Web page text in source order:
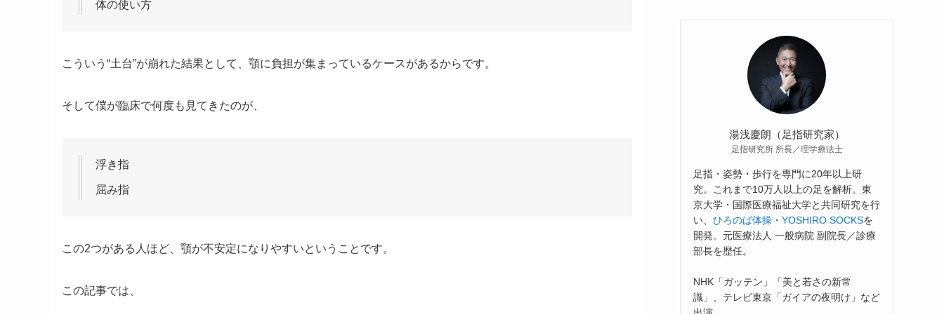
体の使い方
こういう“土台”が崩れた結果として、顎に負担が集まっているケースがあるからです。
そして僕が臨床で何度も見てきたのが、
浮き指
屈み指
この2つがある人ほど、顎が不安定になりやすいということです。
この記事では、
湯浅慶朗（足指研究家）
足指研究所 所長／理学療法士
足指・姿勢・歩行を専門に20年以上研
究。これまで10万人以上の足を解析。東
京大学・国際医療福祉大学と共同研究を行
い、 ひろのば体操 ・ YOSHIRO SOCKSを
開発。元医療法人 一般病院 副院長／診療
部長を歴任。
NHK「ガッテン」「美と若さの新常
識」、テレビ東京「ガイアの夜明け」など